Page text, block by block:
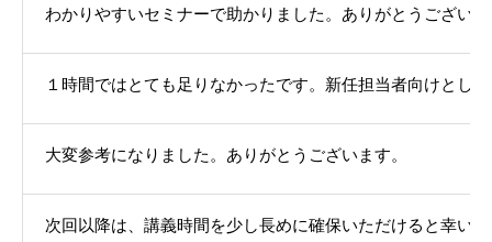
わかりやすいセミナーで助かりました。ありがとうござい
１時間ではとても足りなかったです。新任担当者向けとし
大変参考になりました。ありがとうございます。
次回以降は、講義時間を少し長めに確保いただけると幸い